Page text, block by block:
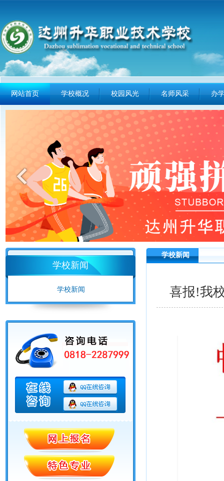
网站首页 学校概况 校园风光 名师风采 办
学校新闻
学校新闻
学校新闻
喜报!我